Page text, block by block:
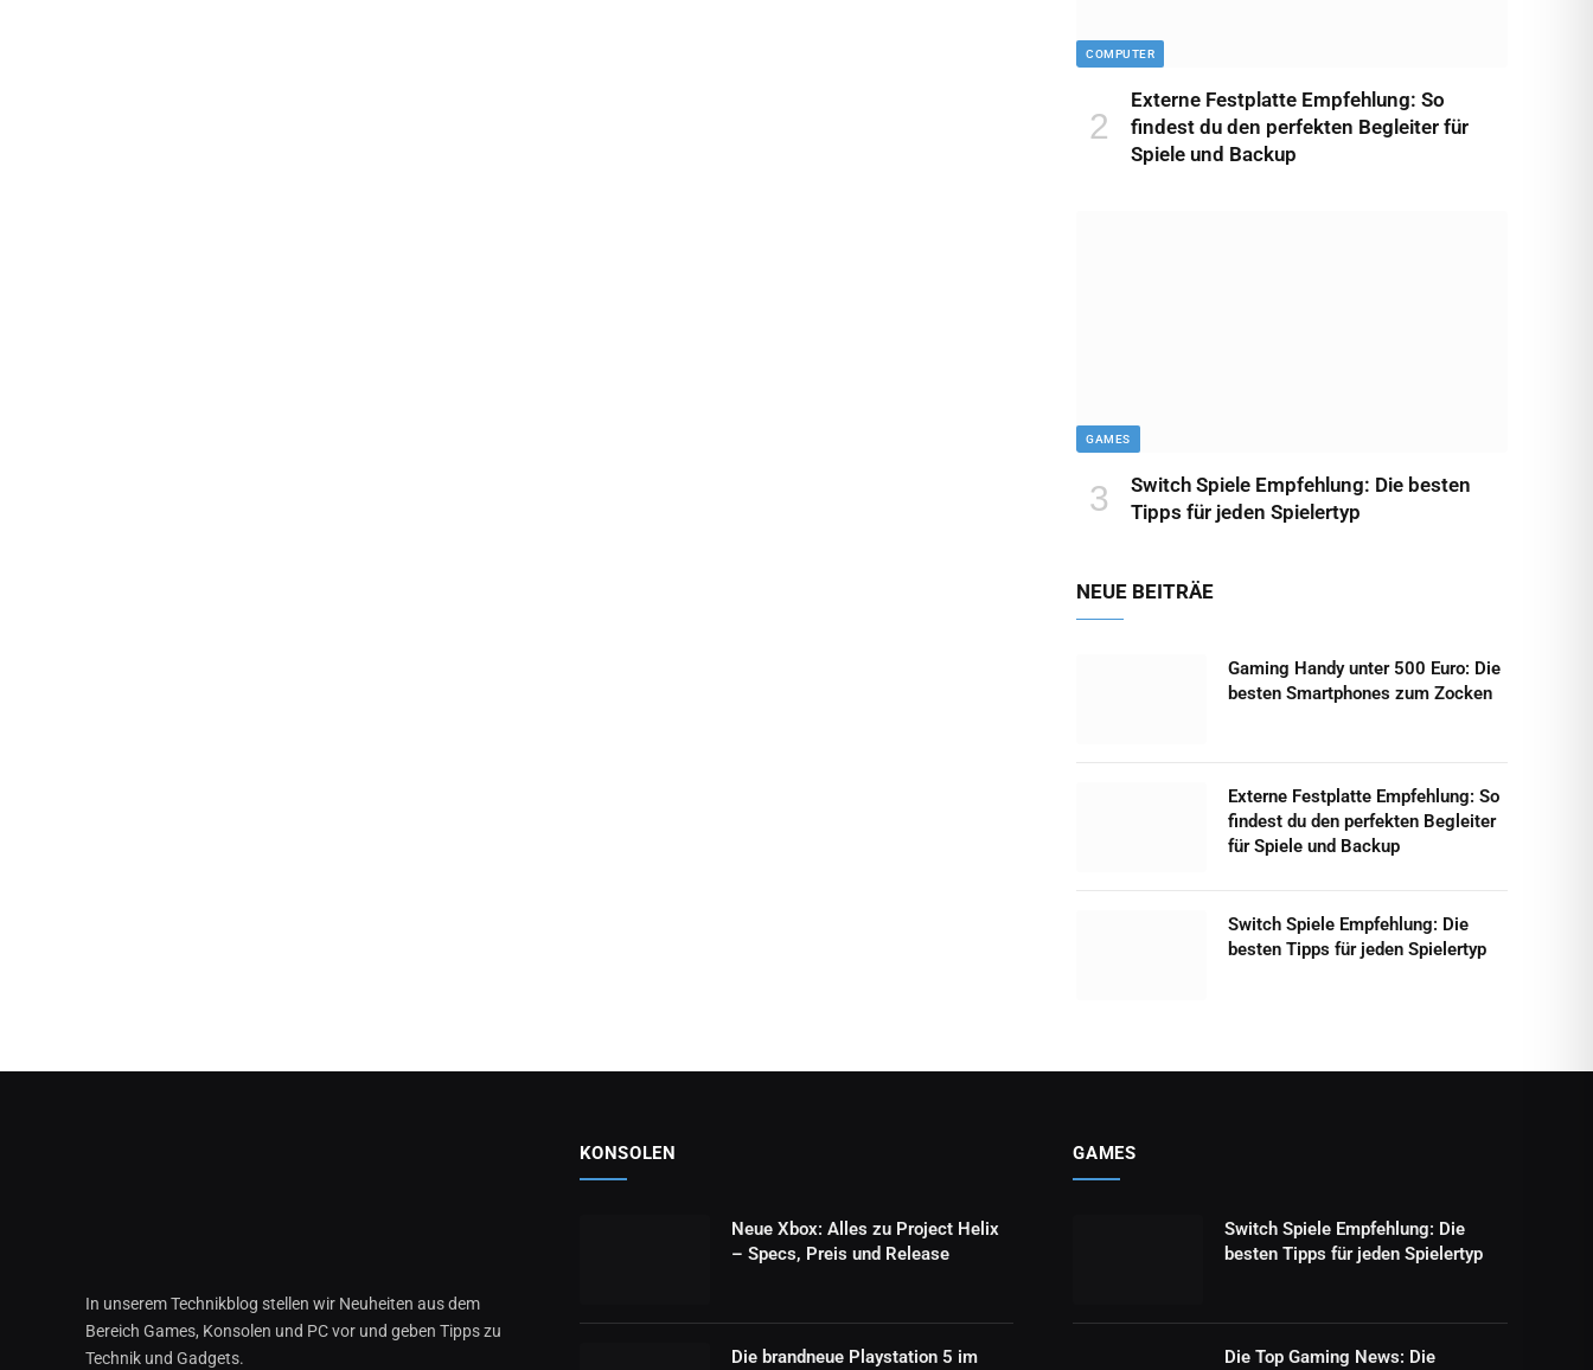
COMPUTER
Externe Festplatte Empfehlung: So
findest du den perfekten Begleiter für
Spiele und Backup
GAMES
Switch Spiele Empfehlung: Die besten
Tipps für jeden Spielertyp
NEUE BEITRÄE
Gaming Handy unter 500 Euro: Die
besten Smartphones zum Zocken
Externe Festplatte Empfehlung: So
findest du den perfekten Begleiter
für Spiele und Backup
Switch Spiele Empfehlung: Die
besten Tipps für jeden Spielertyp
In unserem Technikblog stellen wir Neuheiten aus dem
Bereich Games, Konsolen und PC vor und geben Tipps zu
Technik und Gadgets.
KONSOLEN
Neue Xbox: Alles zu Project Helix
– Specs, Preis und Release
Die brandneue Playstation 5 im
GAMES
Switch Spiele Empfehlung: Die
besten Tipps für jeden Spielertyp
Die Top Gaming News: Die